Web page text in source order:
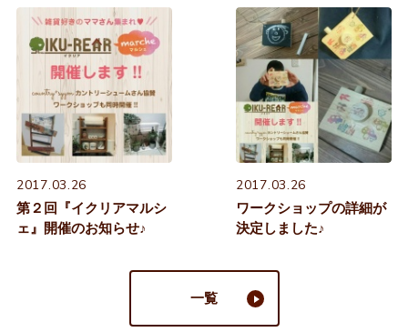
2017.03.26
第２回『イクリアマルシ
ェ』開催のお知らせ♪
2017.03.26
ワークショップの詳細が
決定しました♪
一覧